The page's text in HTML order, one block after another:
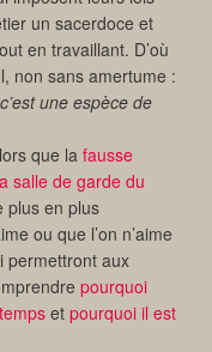
un sacerdoce et
en travaillant. D’où
non sans amertume :
une espèce de
que la fausse
salle de garde du
plus en plus
ou que l’on n’aime
permettront aux
pourquoi
et pourquoi il est